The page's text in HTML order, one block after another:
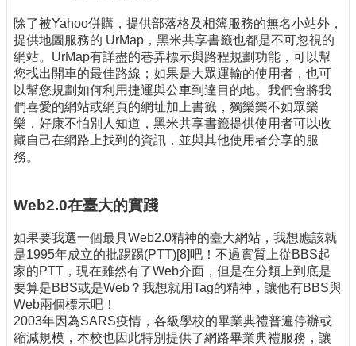
除了被Yahoo併購，提供部落格及相簿服務的無名小站外，
提供地圖服務的 UrMap，黑米共享書籤也都是不可忽視的
網站。UrMap有詳盡的巷弄標示與路程規劃功能，可以幫
您找出開車的最佳路線；如果是大眾運輸的使用者，也可
以幫您規劃如何利用捷運與公車到達目的地。我們會將我
們喜愛的網站或網頁的網址加上書籤，獨樂樂不如眾樂
樂，好康不怕別人知道，黑米共享書籤提供使用者可以收
藏自己在網路上找到的資訊，並與其他使用者分享的服
務。
Web2.0在臺大的實踐
如果要我選一個最具Web2.0精神的臺大網站，我想應該就
是1995年成立的批踢踢(PTT)[8]吧！不過實質上從BBS起
家的PTT，現在雖然有了Web介面，但是在分類上到底是
要算是BBS或是Web？我想就用Tag的精神，讓他有BBS與
Web兩個標示吧！
2003年因為SARS疫情，各級學校的畢業典禮普遍停辦或
縮減規模，本校也因此特別提供了網路畢業典禮服務，讓